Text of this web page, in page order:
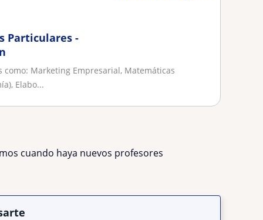
Particulares -
Marketing Empresarial, Matemáticas
Elabo...
cuando haya nuevos profesores